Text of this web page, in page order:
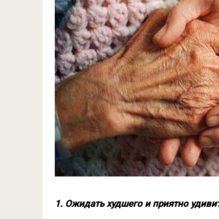
1. Ожидать худшего и приятно